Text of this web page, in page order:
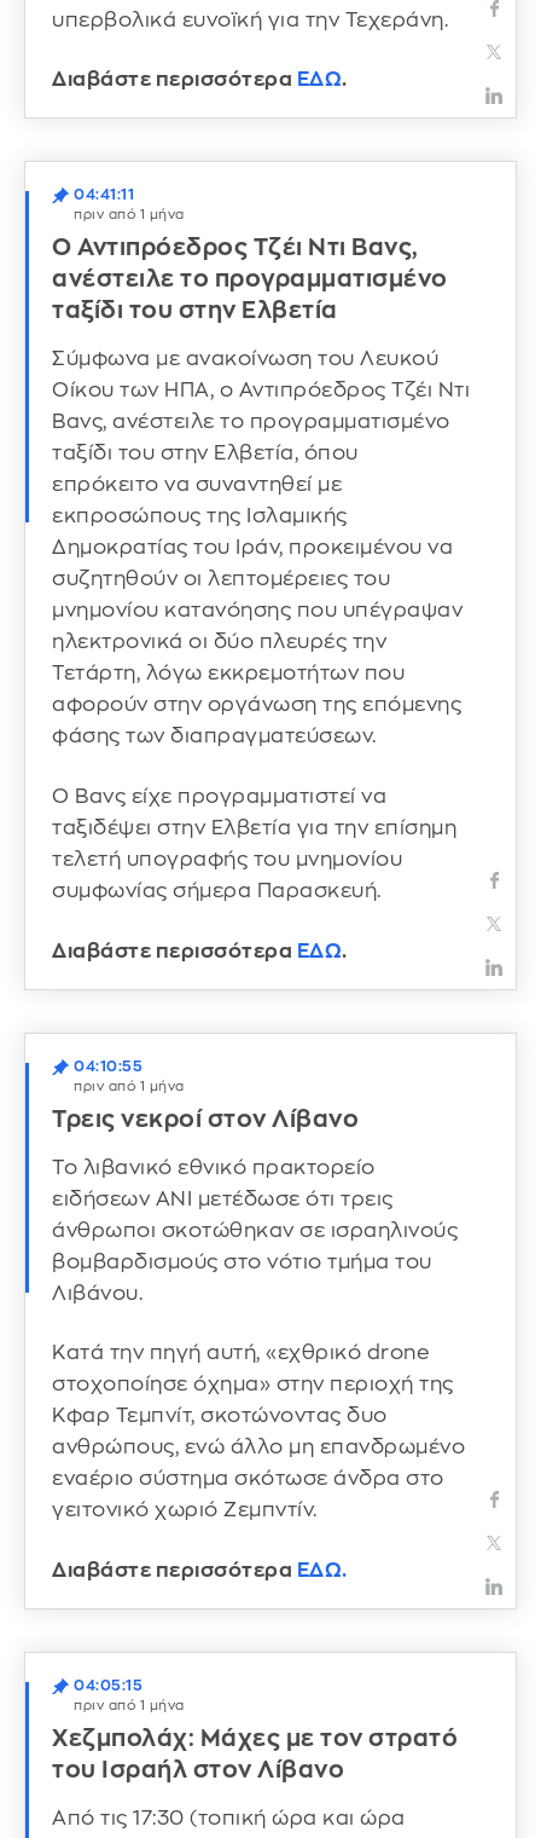
υπερβολικά ευνοϊκή για την Τεχεράνη.
Διαβάστε περισσότερα ΕΔΩ.
04:41:11
πριν από 1 μήνα
Ο Αντιπρόεδρος Τζέι Ντι Βανς,
ανέστειλε το προγραμματισμένο
ταξίδι του στην Ελβετία
Σύμφωνα με ανακοίνωση του Λευκού
Οίκου των ΗΠΑ, ο Αντιπρόεδρος Τζέι Ντι
Βανς, ανέστειλε το προγραμματισμένο
ταξίδι του στην Ελβετία, όπου
επρόκειτο να συναντηθεί με
εκπροσώπους της Ισλαμικής
Δημοκρατίας του Ιράν, προκειμένου να
συζητηθούν οι λεπτομέρειες του
μνημονίου κατανόησης που υπέγραψαν
ηλεκτρονικά οι δύο πλευρές την
Τετάρτη, λόγω εκκρεμοτήτων που
αφορούν στην οργάνωση της επόμενης
φάσης των διαπραγματεύσεων.
Ο Βανς είχε προγραμματιστεί να
ταξιδέψει στην Ελβετία για την επίσημη
τελετή υπογραφής του μνημονίου
συμφωνίας σήμερα Παρασκευή.
Διαβάστε περισσότερα ΕΔΩ.
04:10:55
πριν από 1 μήνα
Τρεις νεκροί στον Λίβανο
Το λιβανικό εθνικό πρακτορείο
ειδήσεων ANI μετέδωσε ότι τρεις
άνθρωποι σκοτώθηκαν σε ισραηλινούς
βομβαρδισμούς στο νότιο τμήμα του
Λιβάνου.
Κατά την πηγή αυτή, «εχθρικό drone
στοχοποίησε όχημα» στην περιοχή της
Κφαρ Τεμπνίτ, σκοτώνοντας δυο
ανθρώπους, ενώ άλλο μη επανδρωμένο
εναέριο σύστημα σκότωσε άνδρα στο
γειτονικό χωριό Ζεμπντίν.
Διαβάστε περισσότερα ΕΔΩ.
04:05:15
πριν από 1 μήνα
Χεζμπολάχ: Μάχες με τον στρατό
του Ισραήλ στον Λίβανο
Από τις 17:30 (τοπική ώρα και ώρα